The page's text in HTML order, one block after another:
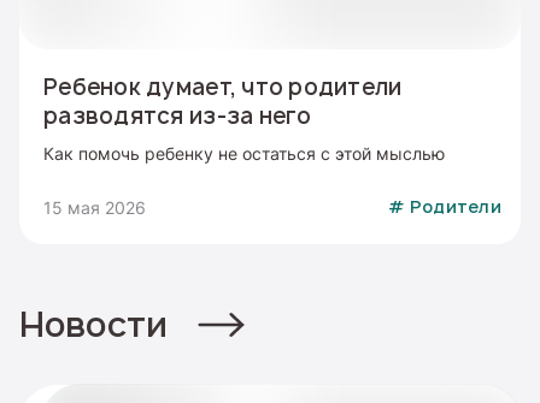
Ребенок думает, что родители
разводятся из-за него
Как помочь ребенку не остаться с этой мыслью
15 мая 2026 # Родители
Новости